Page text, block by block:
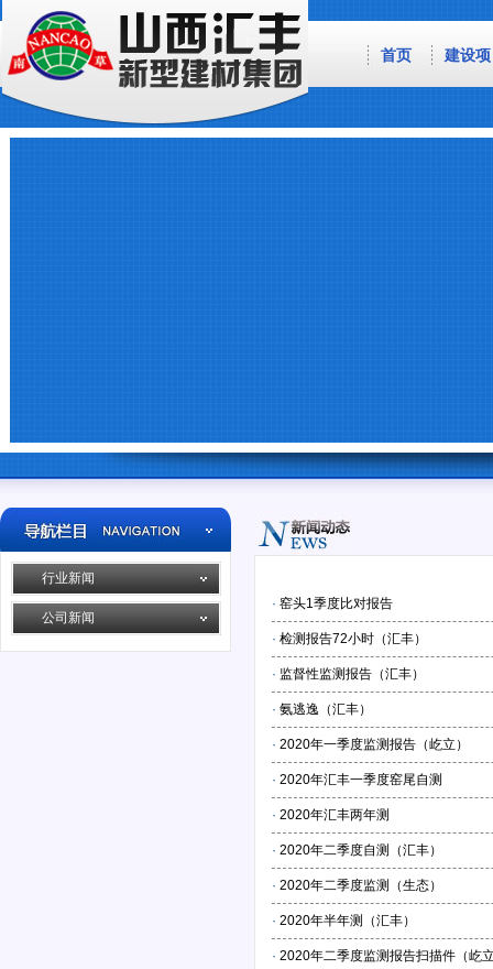
首页 建设
行业新闻
公司新闻
· 窑头1季度比对报告
· 检测报告72小时（汇丰）
· 监督性监测报告（汇丰）
· 氨逃逸（汇丰）
· 2020年一季度监测报告（屹立）
· 2020年汇丰一季度窑尾自测
· 2020年汇丰两年测
· 2020年二季度自测（汇丰）
· 2020年二季度监测（生态）
· 2020年半年测（汇丰）
· 2020年二季度监测报告扫描件（屹